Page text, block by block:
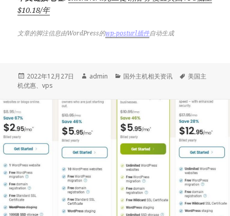
$10.18/年
文章的脚注信息由WordPress的wp-posturl插件自动生成
发
布
2022年12月27日
作
admin
分
国外主机相关资讯
标
美国主
机优惠、vps